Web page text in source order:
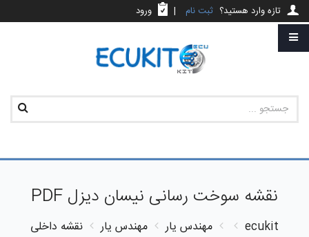
تازه وارد هستید؟ ثبت نام | ورود
نقشه سوخت رسانی نیسان دیزل PDF
ecukit مهندس یار مهندس یار
نقشه داخلی